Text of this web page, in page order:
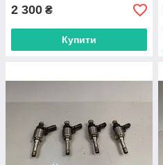
2 300 ₴
Купити